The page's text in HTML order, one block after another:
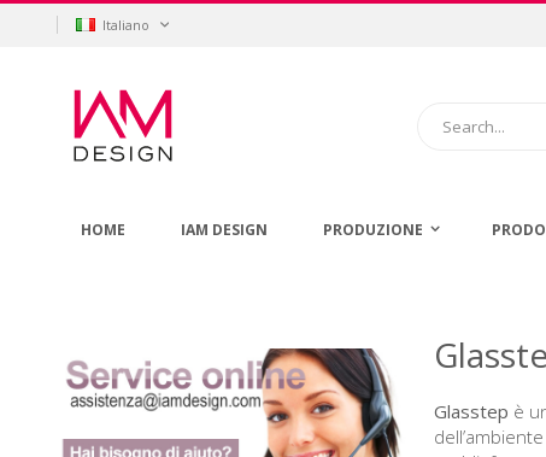
Salta
LinguaItaliano
HOME IAM DESIGN PRODUZIONE
Glasstep è